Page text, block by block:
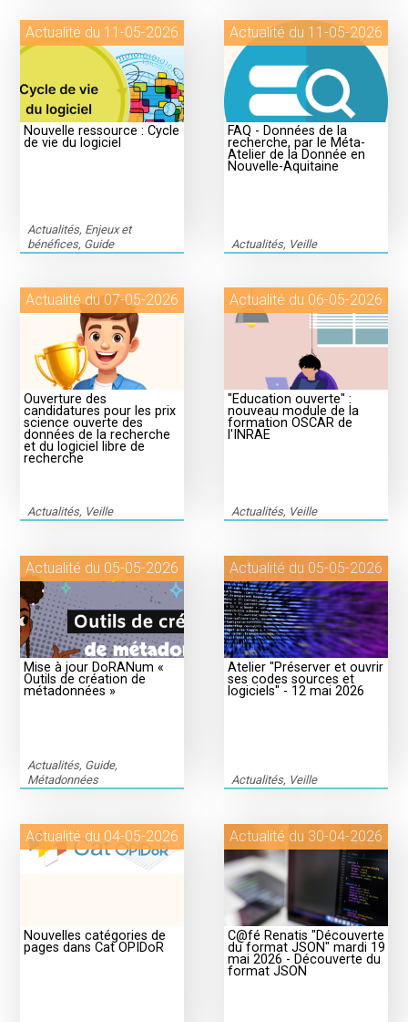
Actualité du 11-05-2026
Nouvelle ressource : Cycle
de vie du logiciel
Actualités, Enjeux et
bénéfices, Guide
Actualité du 11-05-2026
FAQ - Données de la
recherche, par le Méta-
Atelier de la Donnée en
Nouvelle-Aquitaine
Actualités, Veille
Actualité du 07-05-2026
Ouverture des
candidatures pour les prix
science ouverte des
données de la recherche
et du logiciel libre de
recherche
Actualités, Veille
Actualité du 06-05-2026
"Education ouverte" :
nouveau module de la
formation OSCAR de
l'INRAE
Actualités, Veille
Actualité du 05-05-2026
Mise à jour DoRANum «
Outils de création de
métadonnées »
Actualités, Guide,
Métadonnées
Actualité du 05-05-2026
Atelier "Préserver et ouvrir
ses codes sources et
logiciels" - 12 mai 2026
Actualités, Veille
Actualité du 04-05-2026
Nouvelles catégories de
pages dans Cat OPIDoR
Actualité du 30-04-2026
C@fé Renatis "Découverte
du format JSON" mardi 19
mai 2026 - Découverte du
format JSON